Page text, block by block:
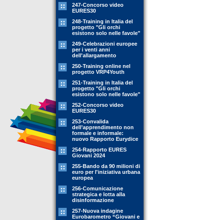
247-Concorso video
EURES30
248-Training in Italia del
progetto "Gli orchi
esistono solo nelle favole"
249-Celebrazioni europee
per i venti anni
dell'allargamento
250-Training online nel
progetto VRP4Youth
251-Training in Italia del
progetto "Gli orchi
esistono solo nelle favole"
252-Concorso video
EURES30
253-Convalida
dell’apprendimento non
formale e informale:
nuovo Rapporto Eurydice
254-Rapporto EURES
Giovani 2024
255-Bando da 90 milioni di
euro per l'iniziativa urbana
europea
256-Comunicazione
strategica e lotta alla
disinformazione
257-Nuova indagine
Eurobarometro “Giovani e